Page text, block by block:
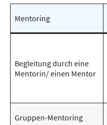
Mentoring
Begleitung durch eine
Mentorin/ einen Mentor
Gruppen-Mentoring